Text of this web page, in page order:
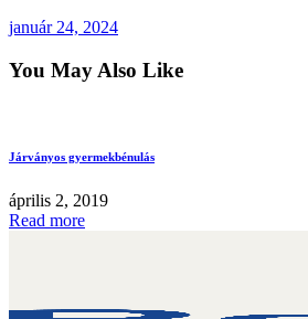
január 24, 2024
You May Also Like
Járványos gyermekbénulás
április 2, 2019
Read more